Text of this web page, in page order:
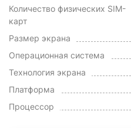
Количество физических SIM-
карт
Размер экрана
Операционная система
Технология экрана
Платформа
Процессор